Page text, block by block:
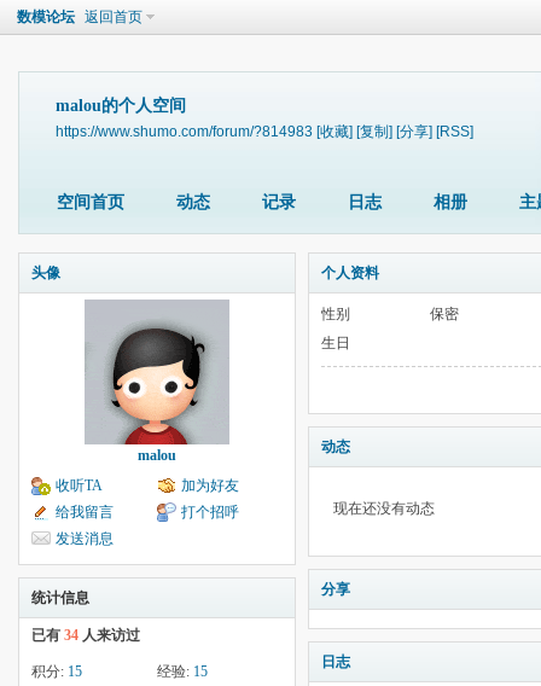
数模论坛 返回首页
malou的个人空间
https://www.shumo.com/forum/?814983 [收藏] [复制] [分享] [RSS]
空间首页 动态 记录 日志 相册 主
头像
malou
收听TA
加为好友
给我留言
打个招呼
发送消息
统计信息
已有 34 人来访过
积分: 15 经验: 15
个人资料
性别
保密
生日
动态
现在还没有动态
分享
日志